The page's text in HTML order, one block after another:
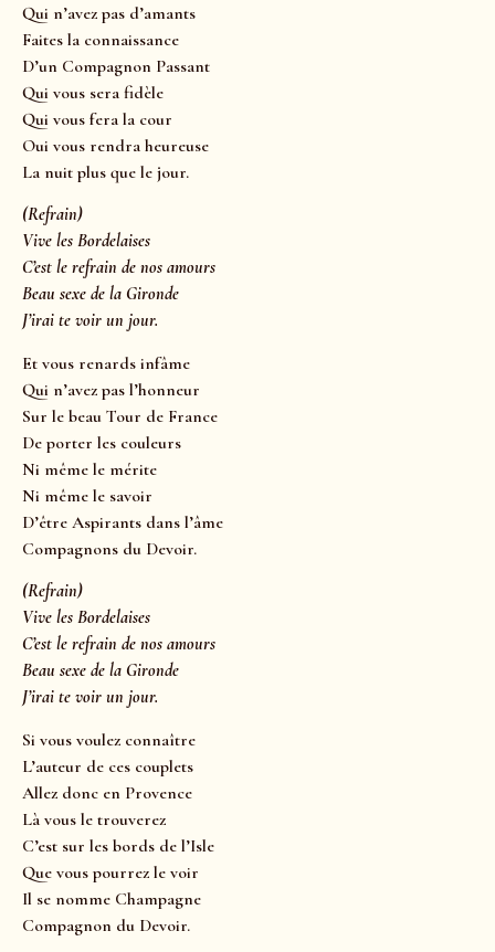
Qui n’avez pas d’amants
Faites la connaissance
D’un Compagnon Passant
Qui vous sera fidèle
Qui vous fera la cour
Oui vous rendra heureuse
La nuit plus que le jour.
(Refrain)
Vive les Bordelaises
C’est le refrain de nos amours
Beau sexe de la Gironde
J’irai te voir un jour.
Et vous renards infâme
Qui n’avez pas l’honneur
Sur le beau Tour de France
De porter les couleurs
Ni même le mérite
Ni même le savoir
D’être Aspirants dans l’âme
Compagnons du Devoir.
(Refrain)
Vive les Bordelaises
C’est le refrain de nos amours
Beau sexe de la Gironde
J’irai te voir un jour.
Si vous voulez connaître
L’auteur de ces couplets
Allez donc en Provence
Là vous le trouverez
C’est sur les bords de l’Isle
Que vous pourrez le voir
Il se nomme Champagne
Compagnon du Devoir.